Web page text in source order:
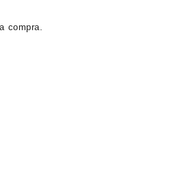
compra.